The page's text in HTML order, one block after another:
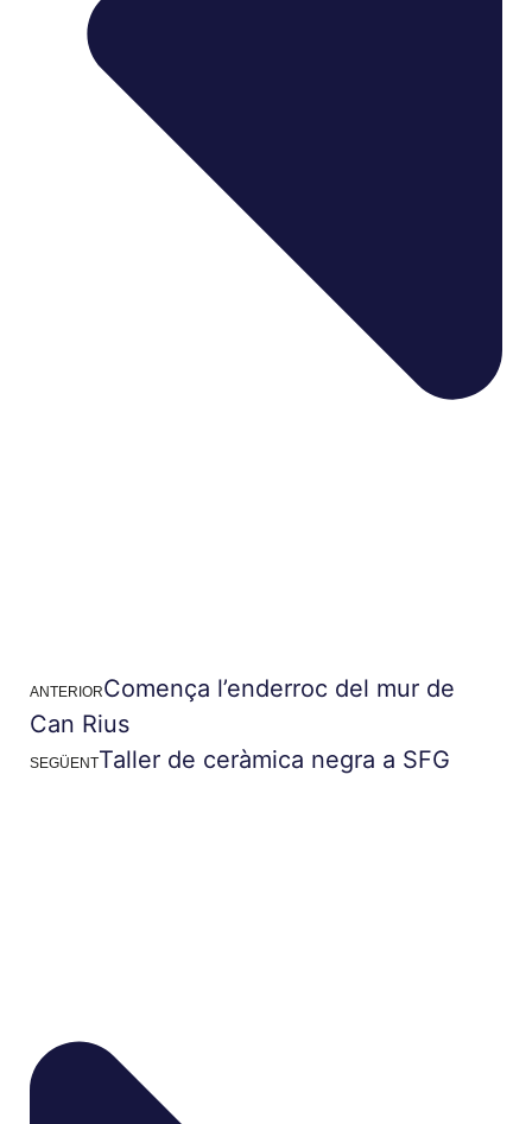
ANTERIORComença l’enderroc del mur de
Can Rius
SEGÜENTTaller de ceràmica negra a SFG